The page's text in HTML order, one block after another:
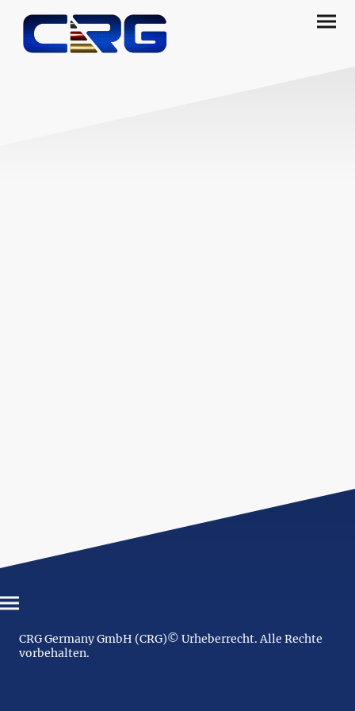
CRG Germany GmbH (CRG)© Urheberrecht. Alle Rechte
vorbehalten.